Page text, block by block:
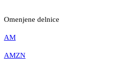
Omenjene delnice
AM
AMZN